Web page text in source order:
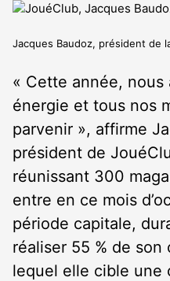
Jacques Baudoz, président de
« Cette année,
énergie et tous nos
parvenir », affirme
président de
réunissant 300
entre en ce mois
période capitale,
réaliser 55 % de son
lequel elle cible une